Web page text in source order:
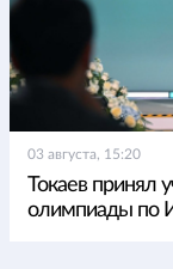
03 августа, 15:20
Токаев принял
олимпиады по